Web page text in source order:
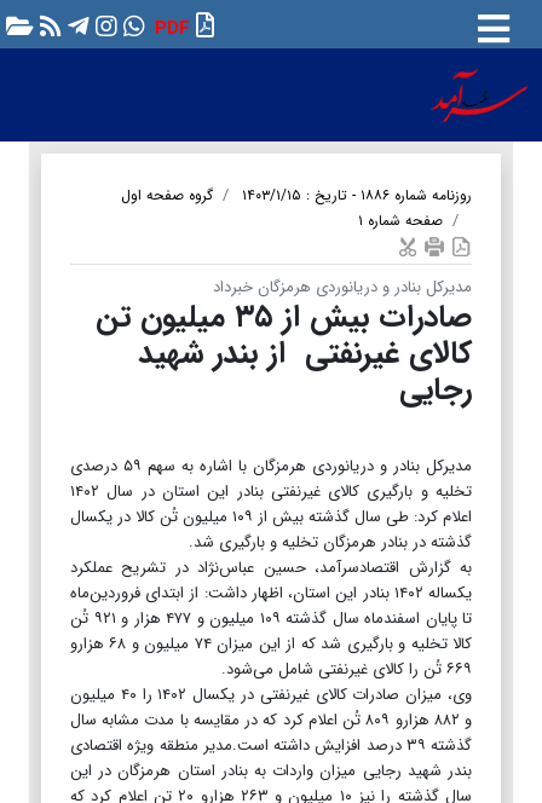
PDF
روزنامه شماره ۱۸۸۶ - تاریخ : ۱۴۰۳/۱/۱۵
گروه صفحه اول
صفحه شماره ۱
مدیرکل بنادر و دریانوردی هرمزگان خبرداد
صادرات بیش از ۳۵ میلیون تن
کالای غیرنفتی از بندر شهید
رجایی
مدیرکل بنادر و دریانوردی هرمزگان با اشاره به سهم ۵۹ درصدی
تخلیه و بارگیری کالای غیرنفتی بنادر این استان در سال ۱۴۰۲
اعلام کرد: طی سال گذشته بیش از ۱۰۹ میلیون تُن کالا در یکسال
گذشته در بنادر هرمزگان تخلیه و بارگیری شد.
به گزارش اقتصادسرآمد، حسین عباس‌نژاد در تشریح عملکرد
یکساله ۱۴۰۲ بنادر این استان، اظهار داشت: از ابتدای فروردین‌ماه
تا پایان اسفندماه سال گذشته ۱۰۹ میلیون و ۴۷۷ هزار و ۹۲۱ تُن
کالا تخلیه و بارگیری شد که از این میزان ۷۴ میلیون و ۶۸ هزارو
۶۶۹ تُن را کالای غیرنفتی شامل می‌شود.
وی، میزان صادرات کالای غیرنفتی در یکسال ۱۴۰۲ را ۴۰ میلیون
و ۸۸۲ هزارو ۸۰۹ تُن اعلام کرد که در مقایسه با مدت مشابه سال
گذشته ۳۹ درصد افزایش داشته است.مدیر منطقه ویژه اقتصادی
بندر شهید رجایی میزان واردات به بنادر استان هرمزگان در این
سال گذشته را نیز ۱۰ میلیون و ۲۶۳ هزارو ۲۰ تن اعلام کرد که